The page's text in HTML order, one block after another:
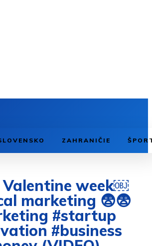
ZAHRANIČIE
week￼
marketing 😨😨
#startup
#business